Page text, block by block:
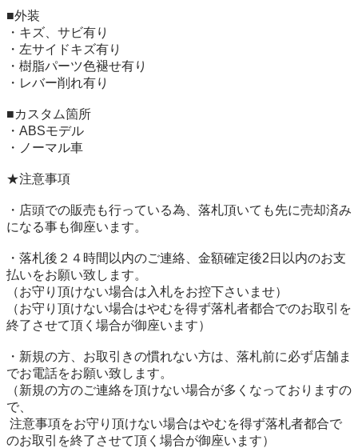
■外装
・キズ、サビ有り
・左サイドキズ有り
・樹脂パーツ色褪せ有り
・レバー削れ有り
■カスタム箇所
・ABSモデル
・ノーマル車
★注意事項
・店頭での販売も行っている為、落札頂いても先に売却済み
になる事も御座います。
・落札後２４時間以内のご連絡、金額確定後2日以内のお支
払いをお願い致します。
（お守り頂けない場合は入札をお控下さいませ）
（お守り頂けない場合はやむを得ず落札者都合でのお取引を
終了させて頂く場合が御座います）
・新規の方、お取引きの慣れない方は、落札前に必ず店舗ま
でお電話をお願い致します。
（新規の方のご連絡を頂けない場合が多くなっておりますの
で、
のお取引を終了させて頂く場合が御座います）